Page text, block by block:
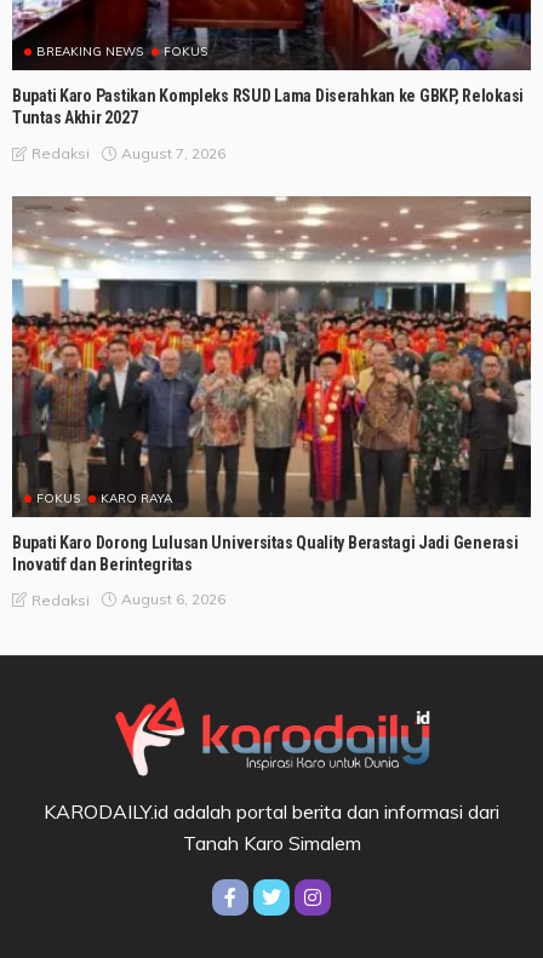
BREAKING NEWS FOKUS
Bupati Karo Pastikan Kompleks RSUD Lama Diserahkan ke GBKP, Relokasi
Tuntas Akhir 2027
Redaksi August 7, 2026
FOKUS KARO RAYA
Bupati Karo Dorong Lulusan Universitas Quality Berastagi Jadi Generasi
Inovatif dan Berintegritas
Redaksi August 6, 2026
KARODAILY.id adalah portal berita dan informasi dari
Tanah Karo Simalem